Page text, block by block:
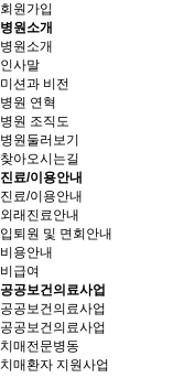
회원가입
병원소개
병원소개
인사말
미션과 비전
병원 연혁
병원 조직도
병원둘러보기
찾아오시는길
진료/이용안내
진료/이용안내
외래진료안내
입퇴원 및 면회안내
비용안내
비급여
공공보건의료사업
공공보건의료사업
공공보건의료사업
치매전문병동
치매환자 지원사업